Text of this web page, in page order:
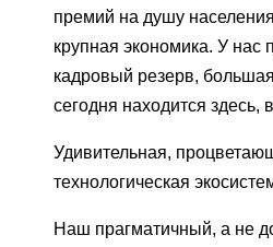
премий на душу
крупная экономика. У нас
кадровый резерв, большая
сегодня находится здесь,
Удивительная,
технологическая
Наш прагматичный, а не